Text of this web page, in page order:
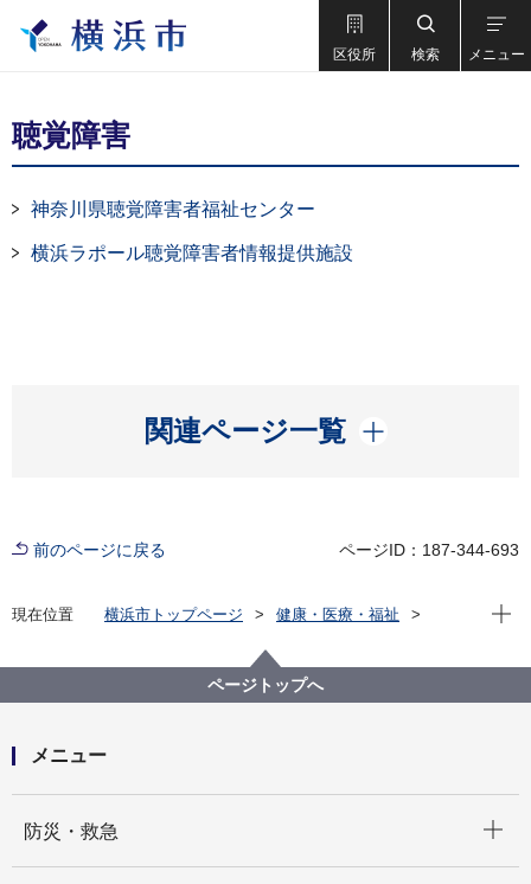
区役所 検索 メニュー
聴覚障害
神奈川県聴覚障害者福祉センター
横浜ラポール聴覚障害者情報提供施設
関連ページ一覧
開く
前のページに戻る ページID：187-344-693
現在位置 横浜市トップページ
健康・医療・福祉
障害福祉サービス・制度一覧
現在
ページトップへ
メニュー
防災・救急